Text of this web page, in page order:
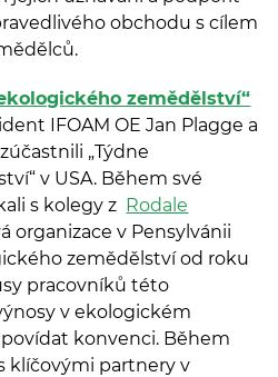
obchodu s cílem
zemědělství“
IFOAM OE Jan Plagge a
„Týdne
v USA. Během své
s kolegy z Rodale
organizace v Pensylvánii
zemědělství od roku
pracovníků této
v ekologickém
konvenci. Během
klíčovými partnery v